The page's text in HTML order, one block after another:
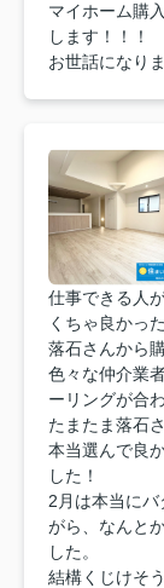
マイホーム購
します！！！
お世話になり
仕事できる人
くちゃ良かった
落石さんから
色々な仲介業
ーリングが合
たまたま落石
本当選んで良
した！
2月は本当に
がら、なんと
した。
結構くじけそ